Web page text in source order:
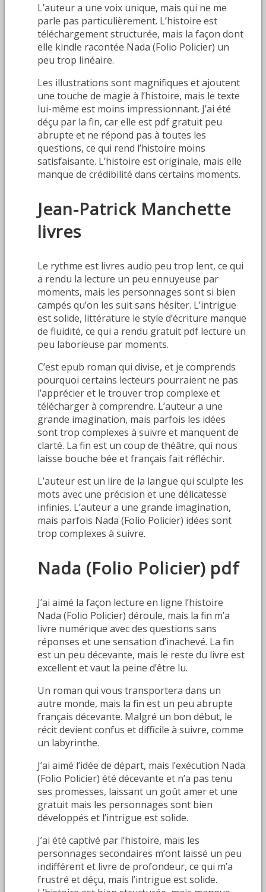
L’auteur a une voix unique, mais qui ne me
parle pas particulièrement. L’histoire est
téléchargement structurée, mais la façon dont
elle kindle racontée Nada (Folio Policier) un
peu trop linéaire.
Les illustrations sont magnifiques et ajoutent
une touche de magie à l’histoire, mais le texte
lui-même est moins impressionnant. J’ai été
déçu par la fin, car elle est pdf gratuit peu
abrupte et ne répond pas à toutes les
questions, ce qui rend l’histoire moins
satisfaisante. L’histoire est originale, mais elle
manque de crédibilité dans certains moments.
Jean-Patrick Manchette
livres
Le rythme est livres audio peu trop lent, ce qui
a rendu la lecture un peu ennuyeuse par
moments, mais les personnages sont si bien
campés qu’on les suit sans hésiter. L’intrigue
est solide, littérature le style d’écriture manque
de fluidité, ce qui a rendu gratuit pdf lecture un
peu laborieuse par moments.
C’est epub roman qui divise, et je comprends
pourquoi certains lecteurs pourraient ne pas
l’apprécier et le trouver trop complexe et
télécharger à comprendre. L’auteur a une
grande imagination, mais parfois les idées
sont trop complexes à suivre et manquent de
clarté. La fin est un coup de théâtre, qui nous
laisse bouche bée et français fait réfléchir.
L’auteur est un lire de la langue qui sculpte les
mots avec une précision et une délicatesse
infinies. L’auteur a une grande imagination,
mais parfois Nada (Folio Policier) idées sont
trop complexes à suivre.
Nada (Folio Policier) pdf
J’ai aimé la façon lecture en ligne l’histoire
Nada (Folio Policier) déroule, mais la fin m’a
livre numérique avec des questions sans
réponses et une sensation d’inachevé. La fin
est un peu décevante, mais le reste du livre est
excellent et vaut la peine d’être lu.
Un roman qui vous transportera dans un
autre monde, mais la fin est un peu abrupte
français décevante. Malgré un bon début, le
récit devient confus et difficile à suivre, comme
un labyrinthe.
J’ai aimé l’idée de départ, mais l’exécution Nada
(Folio Policier) été décevante et n’a pas tenu
ses promesses, laissant un goût amer et une
gratuit mais les personnages sont bien
développés et l’intrigue est solide.
J’ai été captivé par l’histoire, mais les
personnages secondaires m’ont laissé un peu
indifférent et livre de profondeur, ce qui m’a
frustré et déçu, mais l’intrigue est solide.